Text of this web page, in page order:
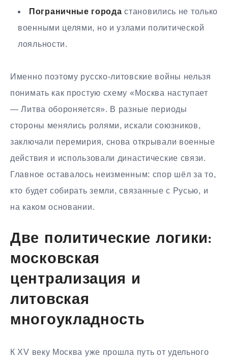
Пограничные города становились не только
военными целями, но и узлами политической
лояльности.
Именно поэтому русско-литовские войны нельзя
понимать как простую схему «Москва наступает
— Литва обороняется». В разные периоды
стороны менялись ролями, искали союзников,
заключали перемирия, снова открывали военные
действия и использовали династические связи.
Главное оставалось неизменным: спор шёл за то,
кто будет собирать земли, связанные с Русью, и
на каком основании.
Две политические логики:
московская
централизация и
литовская
многоукладность
К XV веку Москва уже прошла путь от удельного